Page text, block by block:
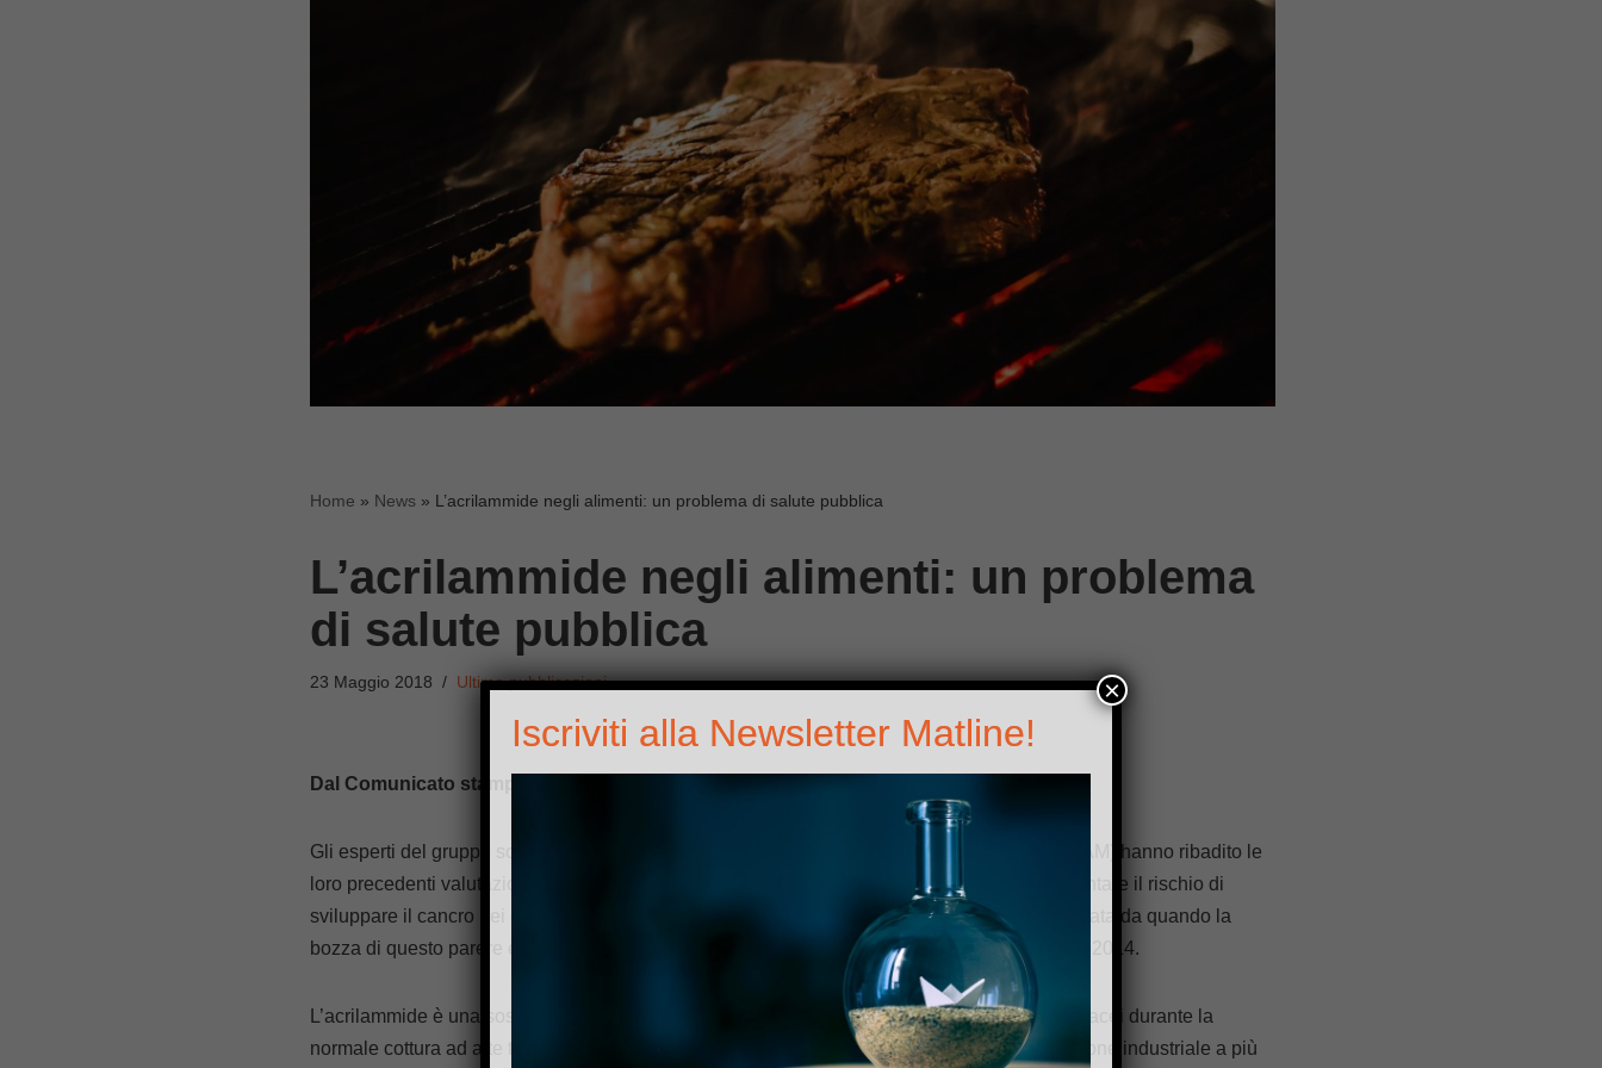
Home » News » L’acrilammide negli alimenti: un problema di salute pubblica
L’acrilammide negli alimenti: un problema
di salute pubblica
23 Maggio 2018 Ultime pubblicazioni
Dal Comunicato stampa dell’EFSA…
Gli esperti del gruppo scientifico dell’EFSA sui contaminanti nella catena alimentare (CONTAM) hanno ribadito le
loro precedenti valutazioni in base alle quali l’acrilammide presente negli alimenti può aumentare il rischio di
sviluppare il cancro nei consumatori per tutte le fasce d’età. Tale conclusione è rimasta invariata da quando la
bozza di questo parere è stata messa a disposizione per la consultazione pubblica del luglio 2014.
L’acrilammide è una sostanza chimica che si forma naturalmente nei prodotti alimentari amidacei durante la
normale cottura ad alte temperature (frittura, cottura al forno e alla griglia e anche trasformazione industriale a più
Iscriviti alla Newsletter Matline!
×